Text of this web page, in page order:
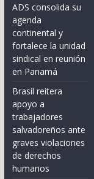
ADS consolida su
agenda
continental y
fortalece la unidad
sindical en reunión
en Panamá
Brasil reitera
apoyo a
trabajadores
salvadoreños ante
graves violaciones
de derechos
humanos